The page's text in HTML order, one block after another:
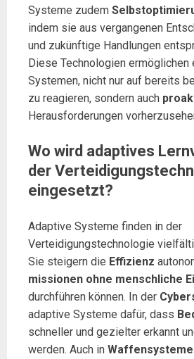
Systeme zudem
indem sie aus vergangenen
und zukünftige Handlungen
Diese Technologien ermöglichen
Systemen, nicht nur auf bereits
zu reagieren, sondern auch
Herausforderungen
Wo wird adaptives
der
eingesetzt?
Adaptive Systeme finden in der
Verteidigungstechnologie
Sie steigern die Effizienz
missionen ohne menschliche
durchführen können. In der
adaptive Systeme dafür, dass
schneller und gezielter erkannt
werden. Auch in